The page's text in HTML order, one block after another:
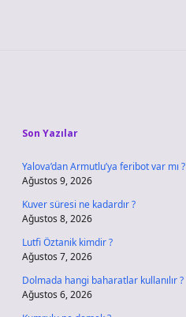
Son Yazılar
Yalova’dan Armutlu’ya feribot var mı ?
Ağustos 9, 2026
Kuver süresi ne kadardır ?
Ağustos 8, 2026
Lutfi Öztanik kimdir ?
Ağustos 7, 2026
Dolmada hangi baharatlar kullanılır ?
Ağustos 6, 2026